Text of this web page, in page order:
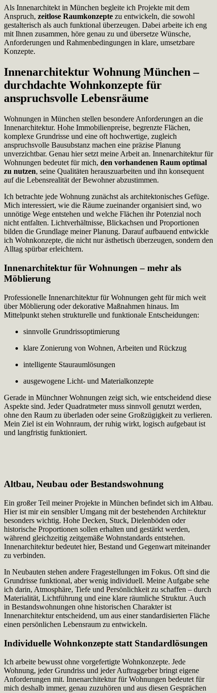
Als Innenarchitekt in München begleite ich Projekte mit dem
Anspruch, zeitlose Raumkonzepte zu entwickeln, die sowohl
gestalterisch als auch funktional überzeugen. Dabei arbeite ich eng
mit Ihnen zusammen, höre genau zu und übersetze Wünsche,
Anforderungen und Rahmenbedingungen in klare, umsetzbare
Konzepte.
Innenarchitektur Wohnung München –
durchdachte Wohnkonzepte für
anspruchsvolle Lebensräume
Wohnungen in München stellen besondere Anforderungen an die
Innenarchitektur. Hohe Immobilienpreise, begrenzte Flächen,
komplexe Grundrisse und eine oft hochwertige, zugleich
anspruchsvolle Bausubstanz machen eine präzise Planung
unverzichtbar. Genau hier setzt meine Arbeit an. Innenarchitektur für
Wohnungen bedeutet für mich, den vorhandenen Raum optimal
zu nutzen, seine Qualitäten herauszuarbeiten und ihn konsequent
auf die Lebensrealität der Bewohner abzustimmen.
Ich betrachte jede Wohnung zunächst als architektonisches Gefüge.
Mich interessiert, wie die Räume zueinander organisiert sind, wo
unnötige Wege entstehen und welche Flächen ihr Potenzial noch
nicht entfalten. Lichtverhältnisse, Blickachsen und Proportionen
bilden die Grundlage meiner Planung. Darauf aufbauend entwickle
ich Wohnkonzepte, die nicht nur ästhetisch überzeugen, sondern den
Alltag spürbar erleichtern.
Innenarchitektur für Wohnungen – mehr als
Möblierung
Professionelle Innenarchitektur für Wohnungen geht für mich weit
über Möblierung oder dekorative Maßnahmen hinaus. Im
Mittelpunkt stehen strukturelle und funktionale Entscheidungen:
sinnvolle Grundrissoptimierung
klare Zonierung von Wohnen, Arbeiten und Rückzug
intelligente Stauraumlösungen
ausgewogene Licht- und Materialkonzepte
Gerade in Münchner Wohnungen zeigt sich, wie entscheidend diese
Aspekte sind. Jeder Quadratmeter muss sinnvoll genutzt werden,
ohne den Raum zu überladen oder seine Großzügigkeit zu verlieren.
Mein Ziel ist ein Wohnraum, der ruhig wirkt, logisch aufgebaut ist
und langfristig funktioniert.
Altbau, Neubau oder Bestandswohnung
Ein großer Teil meiner Projekte in München befindet sich im Altbau.
Hier ist mir ein sensibler Umgang mit der bestehenden Architektur
besonders wichtig. Hohe Decken, Stuck, Dielenböden oder
historische Proportionen sollen erhalten und gestärkt werden,
während gleichzeitig zeitgemäße Wohnstandards entstehen.
Innenarchitektur bedeutet hier, Bestand und Gegenwart miteinander
zu verbinden.
In Neubauten stehen andere Fragestellungen im Fokus. Oft sind die
Grundrisse funktional, aber wenig individuell. Meine Aufgabe sehe
ich darin, Atmosphäre, Tiefe und Persönlichkeit zu schaffen – durch
Materialität, Lichtführung und eine klare räumliche Struktur. Auch
in Bestandswohnungen ohne historischen Charakter ist
Innenarchitektur entscheidend, um aus einer standardisierten Fläche
einen persönlichen Lebensraum zu entwickeln.
Individuelle Wohnkonzepte statt Standardlösungen
Ich arbeite bewusst ohne vorgefertigte Wohnkonzepte. Jede
Wohnung, jeder Grundriss und jeder Auftraggeber bringt eigene
Anforderungen mit. Innenarchitektur für Wohnungen bedeutet für
mich deshalb immer, genau zuzuhören und aus diesen Gesprächen